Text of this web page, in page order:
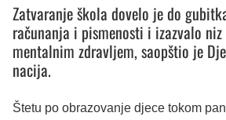
Zatvaranje škola dovelo je do
računanja i pismenosti i izazvalo
mentalnim zdravljem, saopštio je
nacija.
Štetu po obrazovanje djece tokom